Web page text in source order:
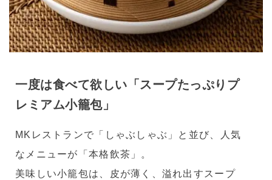
一度は食べて欲しい「スープたっぷりプ
レミアム小籠包」
MKレストランで「しゃぶしゃぶ」と並び、人気
なメニューが「本格飲茶」。
美味しい小籠包は、皮が薄く、溢れ出すスープ